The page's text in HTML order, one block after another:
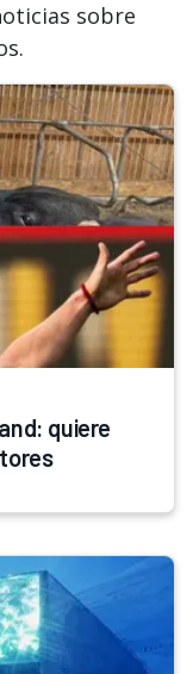
sobre
quiere